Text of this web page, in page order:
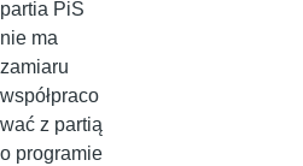
partia PiS
nie ma
zamiaru
współpraco
wać z partią
o programie